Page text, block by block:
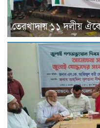
তেরখাদায় ১১ দলীয়